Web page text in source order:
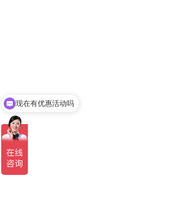
可以介绍下你们的产品么
现在有优惠活动吗